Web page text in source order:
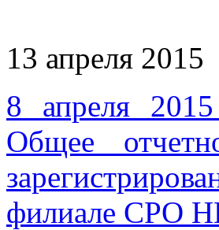
13 апреля 2015
8 апреля 2015
Общее
филиале СРО